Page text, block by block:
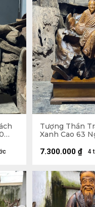
Tượng Thần
Xanh Cao 63
4
7.300.000 ₫